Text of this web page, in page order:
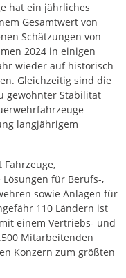
hat ein jährliches
Gesamtwert von
Schätzungen von
2024 in einigen
wieder auf historisch
Gleichzeitig sind die
gewohnter Stabilität
langjährigem
für Berufs-,
sowie Anlagen für
110 Ländern ist
einem Vertriebs- und
Mitarbeitenden
Konzern zum größten